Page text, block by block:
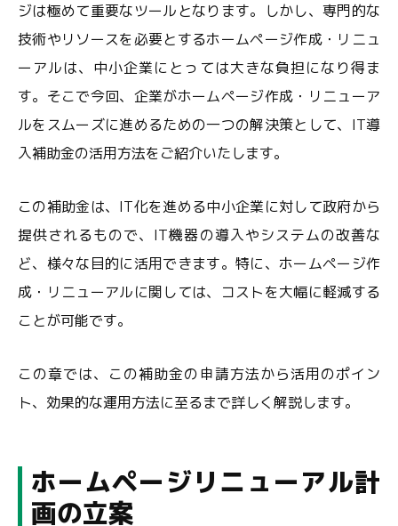
ジは極めて重要なツールとなります。しかし、専門的な
技術やリソースを必要とするホームページ作成・リニュ
ーアルは、中小企業にとっては大きな負担になり得ま
す。そこで今回、企業がホームページ作成・リニューア
ルをスムーズに進めるための一つの解決策として、IT導
入補助金の活用方法をご紹介いたします。
この補助金は、IT化を進める中小企業に対して政府から
提供されるもので、IT機器の導入やシステムの改善な
ど、様々な目的に活用できます。特に、ホームページ作
成・リニューアルに関しては、コストを大幅に軽減する
ことが可能です。
この章では、この補助金の申請方法から活用のポイン
ト、効果的な運用方法に至るまで詳しく解説します。
ホームページリニューアル計
画の立案